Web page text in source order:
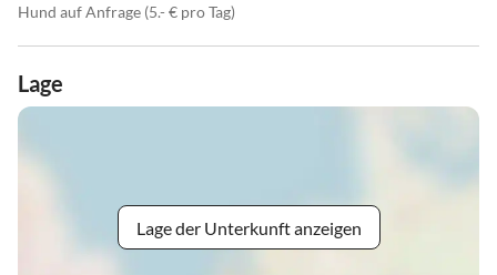
Hund auf Anfrage (5.- € pro Tag)
Lage
Lage der Unterkunft anzeigen